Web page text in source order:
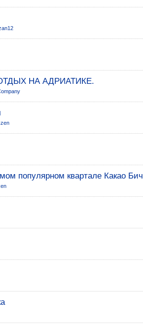
НА АДРИАТИКЕ.
популярном квартале Какао Бич